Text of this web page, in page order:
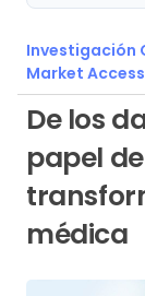
Investigación
Market Access
De los
papel
médica